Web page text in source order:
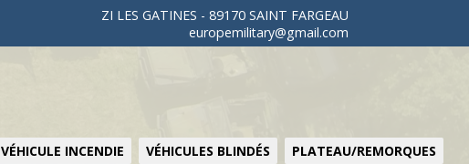
ZI LES GATINES - 89170 SAINT FARGEAU
europemilitary@gmail.com
VÉHICULE INCENDIE VÉHICULES BLINDÉS PLATEAU/REMORQUES